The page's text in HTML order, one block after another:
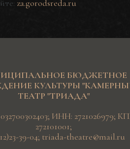
za.gorodsreda.ru
БЮДЖЕТНОЕ
КУЛЬТУРЫ
ТЕАТР "ТРИАДА"
ИНН: 2721026979;
272101001;
39-04; triada-theatre@mail.ru